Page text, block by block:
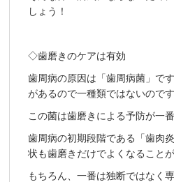
しょう！
◇歯磨きのケアは有効
歯周病の原因は「歯周病菌」で
があるので一種類ではないのです
この菌は歯磨きによる予防が一番
歯周病の初期段階である「歯肉
状も歯磨きだけでよくなることが
もちろん、一番は独断ではなく